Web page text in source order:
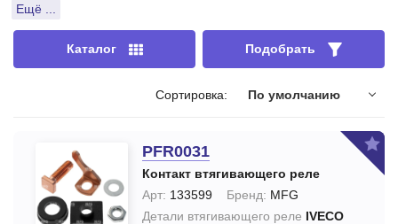
info@modnikov.com
Ещё ...
Каталог Подобрать
Сортировка: По умолчанию
PFR0031
Контакт втягивающего реле
Арт: 133599 Бренд: MFG
Детали втягивающего реле IVECO